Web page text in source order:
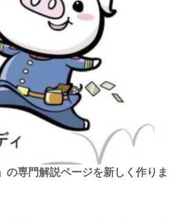
の専門解説ページを新しく作りま